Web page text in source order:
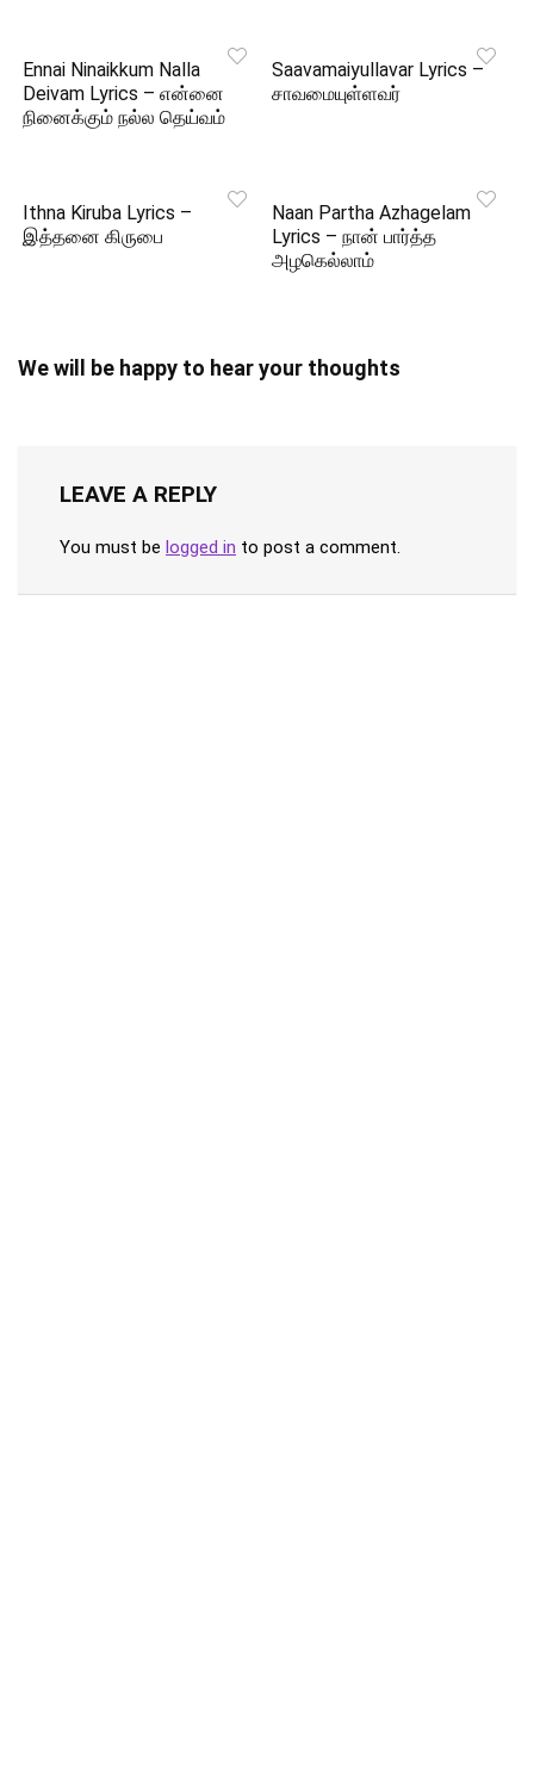
Ennai Ninaikkum Nalla
Deivam Lyrics – என்னை
நினைக்கும் நல்ல தெய்வம்
Saavamaiyullavar Lyrics –
சாவமையுள்ளவர்
Ithna Kiruba Lyrics –
இத்தனை கிருபை
Naan Partha Azhagelam
Lyrics – நான் பார்த்த
அழகெல்லாம்
We will be happy to hear your thoughts
LEAVE A REPLY
You must be logged in to post a comment.